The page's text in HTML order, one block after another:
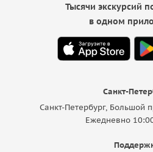
Санкт-
Санкт-Петербург, Большой
Ежедневно
Тысячи экскурсий
в одном